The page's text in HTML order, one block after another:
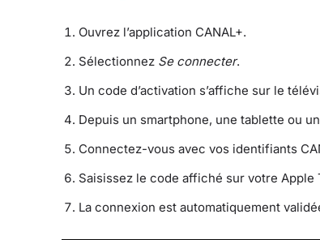
Ouvrez l’application CANAL+.
Sélectionnez Se connecter.
Un code d’activation s’affiche sur le
Depuis un smartphone, une tablette ou
Connectez-vous avec vos identifiants
Saisissez le code affiché sur votre Apple
La connexion est automatiquement